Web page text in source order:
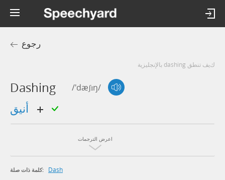
رجوع
كيف تنطق dashing بالإنجليزية
Dashing /'dæʃɪŋ/
اعرض الترجمات
كلمة ذات صلة: Dash